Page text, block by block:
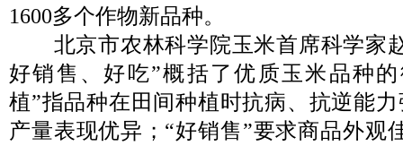
1600多个作物新品种。
北京市农林科学院玉米首席科学家
好销售、好吃”概括了优质玉米品种
植”指品种在田间种植时抗病、抗逆能
产量表现优异；“好销售”要求商品外观